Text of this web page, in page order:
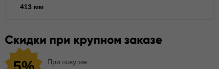
413 мм
Скидки при крупном заказе
При покупке